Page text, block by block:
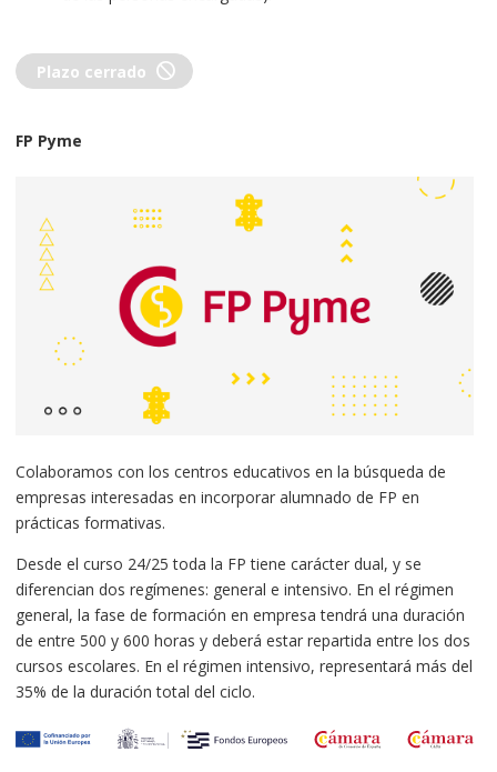
datos.
Técnica / técnico en servicios de comunicaciones.
Plazo cerrado block
FP Pyme
Colaboramos con los centros educativos en la búsqueda de
empresas interesadas en incorporar alumnado de FP en
prácticas formativas.
Desde el curso 24/25 toda la FP tiene carácter dual, y se
diferencian dos regímenes: general e intensivo. En el régimen
general, la fase de formación en empresa tendrá una duración
de entre 500 y 600 horas y deberá estar repartida entre los dos
cursos escolares. En el régimen intensivo, representará más del
35% de la duración total del ciclo.